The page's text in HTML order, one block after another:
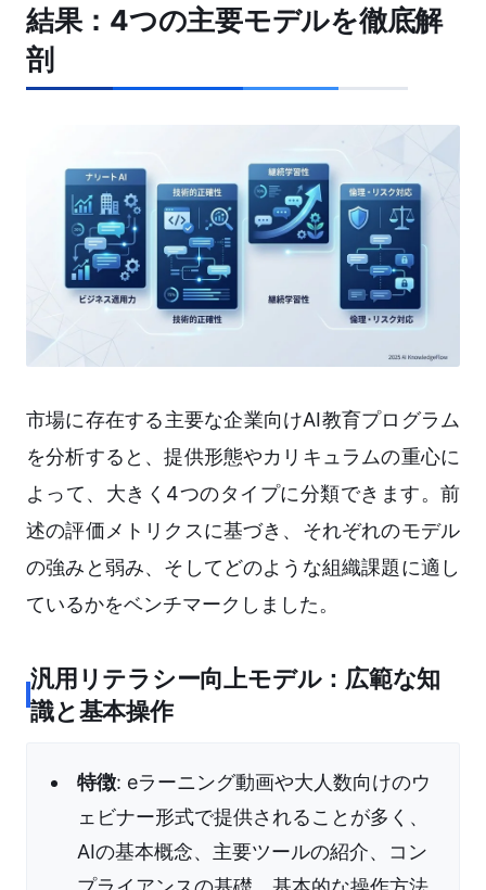
結果：4つの主要モデルを徹底解
剖
市場に存在する主要な企業向けAI教育プログラム
を分析すると、提供形態やカリキュラムの重心に
よって、大きく4つのタイプに分類できます。前
述の評価メトリクスに基づき、それぞれのモデル
の強みと弱み、そしてどのような組織課題に適し
ているかをベンチマークしました。
汎用リテラシー向上モデル：広範な知
識と基本操作
特徴: eラーニング動画や大人数向けのウ
ェビナー形式で提供されることが多く、
AIの基本概念、主要ツールの紹介、コン